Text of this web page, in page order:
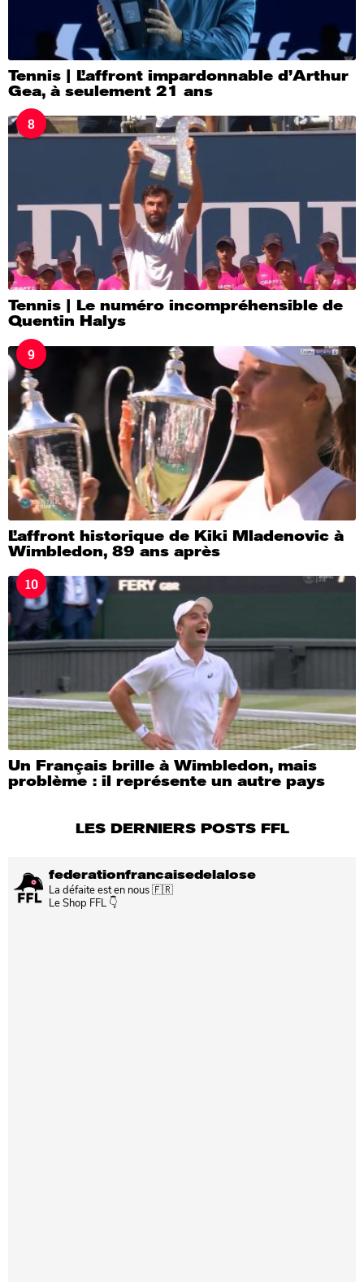
Tennis | L’affront impardonnable d’Arthur
Gea, à seulement 21 ans
8
Tennis | Le numéro incompréhensible de
Quentin Halys
9
L’affront historique de Kiki Mladenovic à
Wimbledon, 89 ans après
10
Un Français brille à Wimbledon, mais
problème : il représente un autre pays
LES DERNIERS POSTS FFL
federationfrancaisedelalose
La défaite est en nous 🇫🇷
Le Shop FFL 👇